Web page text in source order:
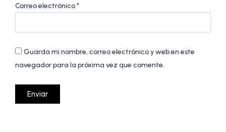
Correo electrónico*
Guarda mi nombre, correo electrónico y web en este
navegador para la próxima vez que comente.